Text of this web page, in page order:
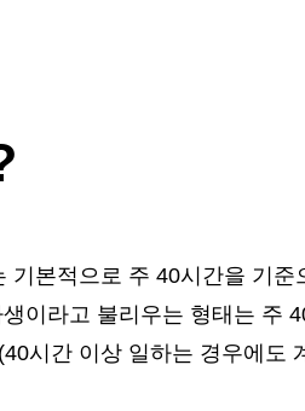
기본적으로 주 40시간을 기
이라고 불리우는 형태는 주
시간 이상 일하는 경우에도